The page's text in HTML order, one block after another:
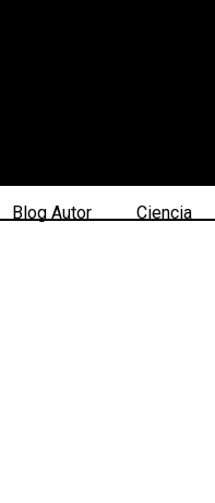
Blog Autor Ciencia